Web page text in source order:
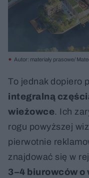
Autor: materiały prasowe/
To jednak dopiero
integralną
wieżowce. Ich
rogu powyższej
pierwotnie
znajdować się w
3–4 biurowców o